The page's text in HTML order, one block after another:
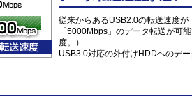
従来からあるUSB2.0の転送速度
「5000Mbps」のデータ転送が可
度。）
USB3.0対応の外付けHDDへのデ